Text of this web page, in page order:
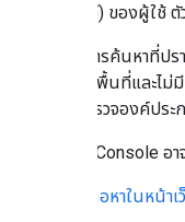
โทรศัพท์) ของผู้ใช้
ฟีเจอร์การค้นหาที่ป
ค้นหาในพื้นที่และไม่มี
พื้นที่ สํารวจองค์ปร
Search Console
เนื้อหาในหน้